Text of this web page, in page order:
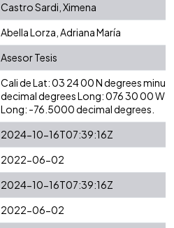
Castro Sardi, Ximena
Abella Lorza, Adriana María
Asesor Tesis
Cali de Lat: 03 24 00 N degrees
decimal degrees Long: 076 30 00 W
Long: -76.5000 decimal degrees.
2024-10-16T07:39:16Z
2022-06-02
2024-10-16T07:39:16Z
2022-06-02